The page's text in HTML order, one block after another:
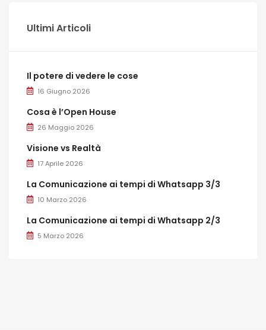
Ultimi Articoli
Il potere di vedere le cose
16 Giugno 2026
Cosa è l’Open House
26 Maggio 2026
Visione vs Realtà
17 Aprile 2026
La Comunicazione ai tempi di Whatsapp 3/3
10 Marzo 2026
La Comunicazione ai tempi di Whatsapp 2/3
5 Marzo 2026